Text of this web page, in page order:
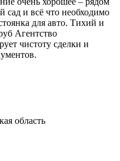
сад и всё что необходимо
для авто. Тихий и
Агентство
чистоту сделки и
область